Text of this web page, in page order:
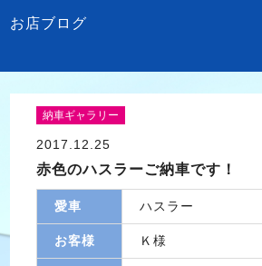
お店ブログ
納車ギャラリー
2017.12.25
赤色のハスラーご納車です！
愛車 ハスラー
お客様 Ｋ様